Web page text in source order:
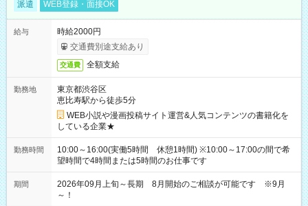
派遣 WEB登録・面接OK
給与
時給2000円
交通費別途支給あり
交通費 全額支給
勤務地
東京都渋谷区
恵比寿駅から徒歩5分
WEB小説や漫画投稿サイト運営&人気コンテンツの書籍化を
している企業★
勤務時間
10:00～16:00(実働5時間 休憩1時間) ※10:00～17:00の間で希
望時間で4時間または5時間のお仕事です
期間
2026年09月上旬～長期 8月開始のご相談が可能です ※9月
～！